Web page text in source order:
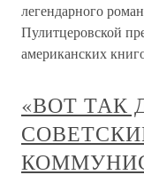
легендарного
Пулитцеровской
американских
«ВОТ ТАК